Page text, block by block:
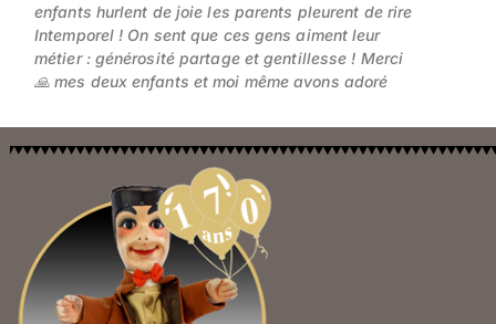
enfants hurlent de joie les parents pleurent de rire
Intemporel ! On sent que ces gens aiment leur
métier : générosité partage et gentillesse ! Merci
🙏 mes deux enfants et moi même avons adoré